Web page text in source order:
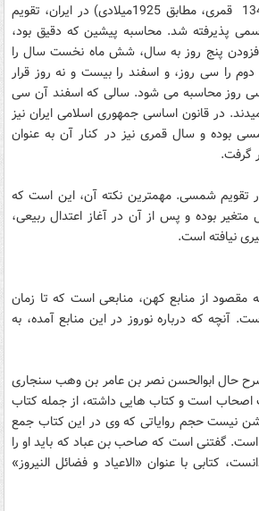
در سال 1304شمسى (1343 قمرى، مطابق 1925ميلادى) در ايران، تقويم
پذيرفته شد. محاسبه پيشين که دقيق بود،
پنج روز به سال، شش ماه نخست سال را
را سى روز، و اسفند را بيست و نه روز قرار
روز محاسبه مى ‏شود. سالى که اسفند آن سى
در قانون اساسى جمهورى اسلامى ايران نيز
بوده و سال قمرى نيز در کنار آن به عنوان
گرفت.
در تقويم شمسى. مهمترين نکته آن، اين است که
سال 467 در سال متغير بوده و پس از آن در آغاز اعتدال ربيعى،
نيافته است.
مقصود از منابع کهن، منابعى است که تا زمان
که درباره نوروز در اين منابع آمده، به
حال ابوالحسن نصر بن عامر بن وهب سنجارى
اصحاب است و کتاب هايى داشته، از جمله کتاب
نيست حجم رواياتى که وى در اين کتاب جمع
است. گفتنى است که صاحب بن عباد که بايد او را
کتابى با عنوان «الاعياد و فضائل النيروز»